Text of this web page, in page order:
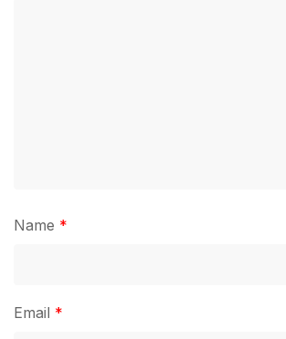
Name *
Email *